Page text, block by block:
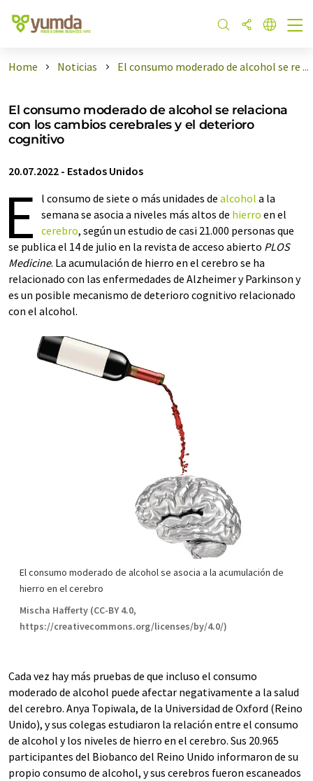
Home Noticias El consumo moderado de alcohol se re ...
El consumo moderado de alcohol se relaciona
con los cambios cerebrales y el deterioro
cognitivo
20.07.2022 - Estados Unidos
E l consumo de siete o más unidades de alcohol a la
semana se asocia a niveles más altos de hierro en el
cerebro, según un estudio de casi 21.000 personas que
se publica el 14 de julio en la revista de acceso abierto PLOS
Medicine. La acumulación de hierro en el cerebro se ha
relacionado con las enfermedades de Alzheimer y Parkinson y
es un posible mecanismo de deterioro cognitivo relacionado
con el alcohol.
El consumo moderado de alcohol se asocia a la acumulación de
hierro en el cerebro
Mischa Hafferty (CC-BY 4.0,
https://creativecommons.org/licenses/by/4.0/)
Cada vez hay más pruebas de que incluso el consumo
moderado de alcohol puede afectar negativamente a la salud
del cerebro. Anya Topiwala, de la Universidad de Oxford (Reino
Unido), y sus colegas estudiaron la relación entre el consumo
de alcohol y los niveles de hierro en el cerebro. Sus 20.965
participantes del Biobanco del Reino Unido informaron de su
propio consumo de alcohol, y sus cerebros fueron escaneados